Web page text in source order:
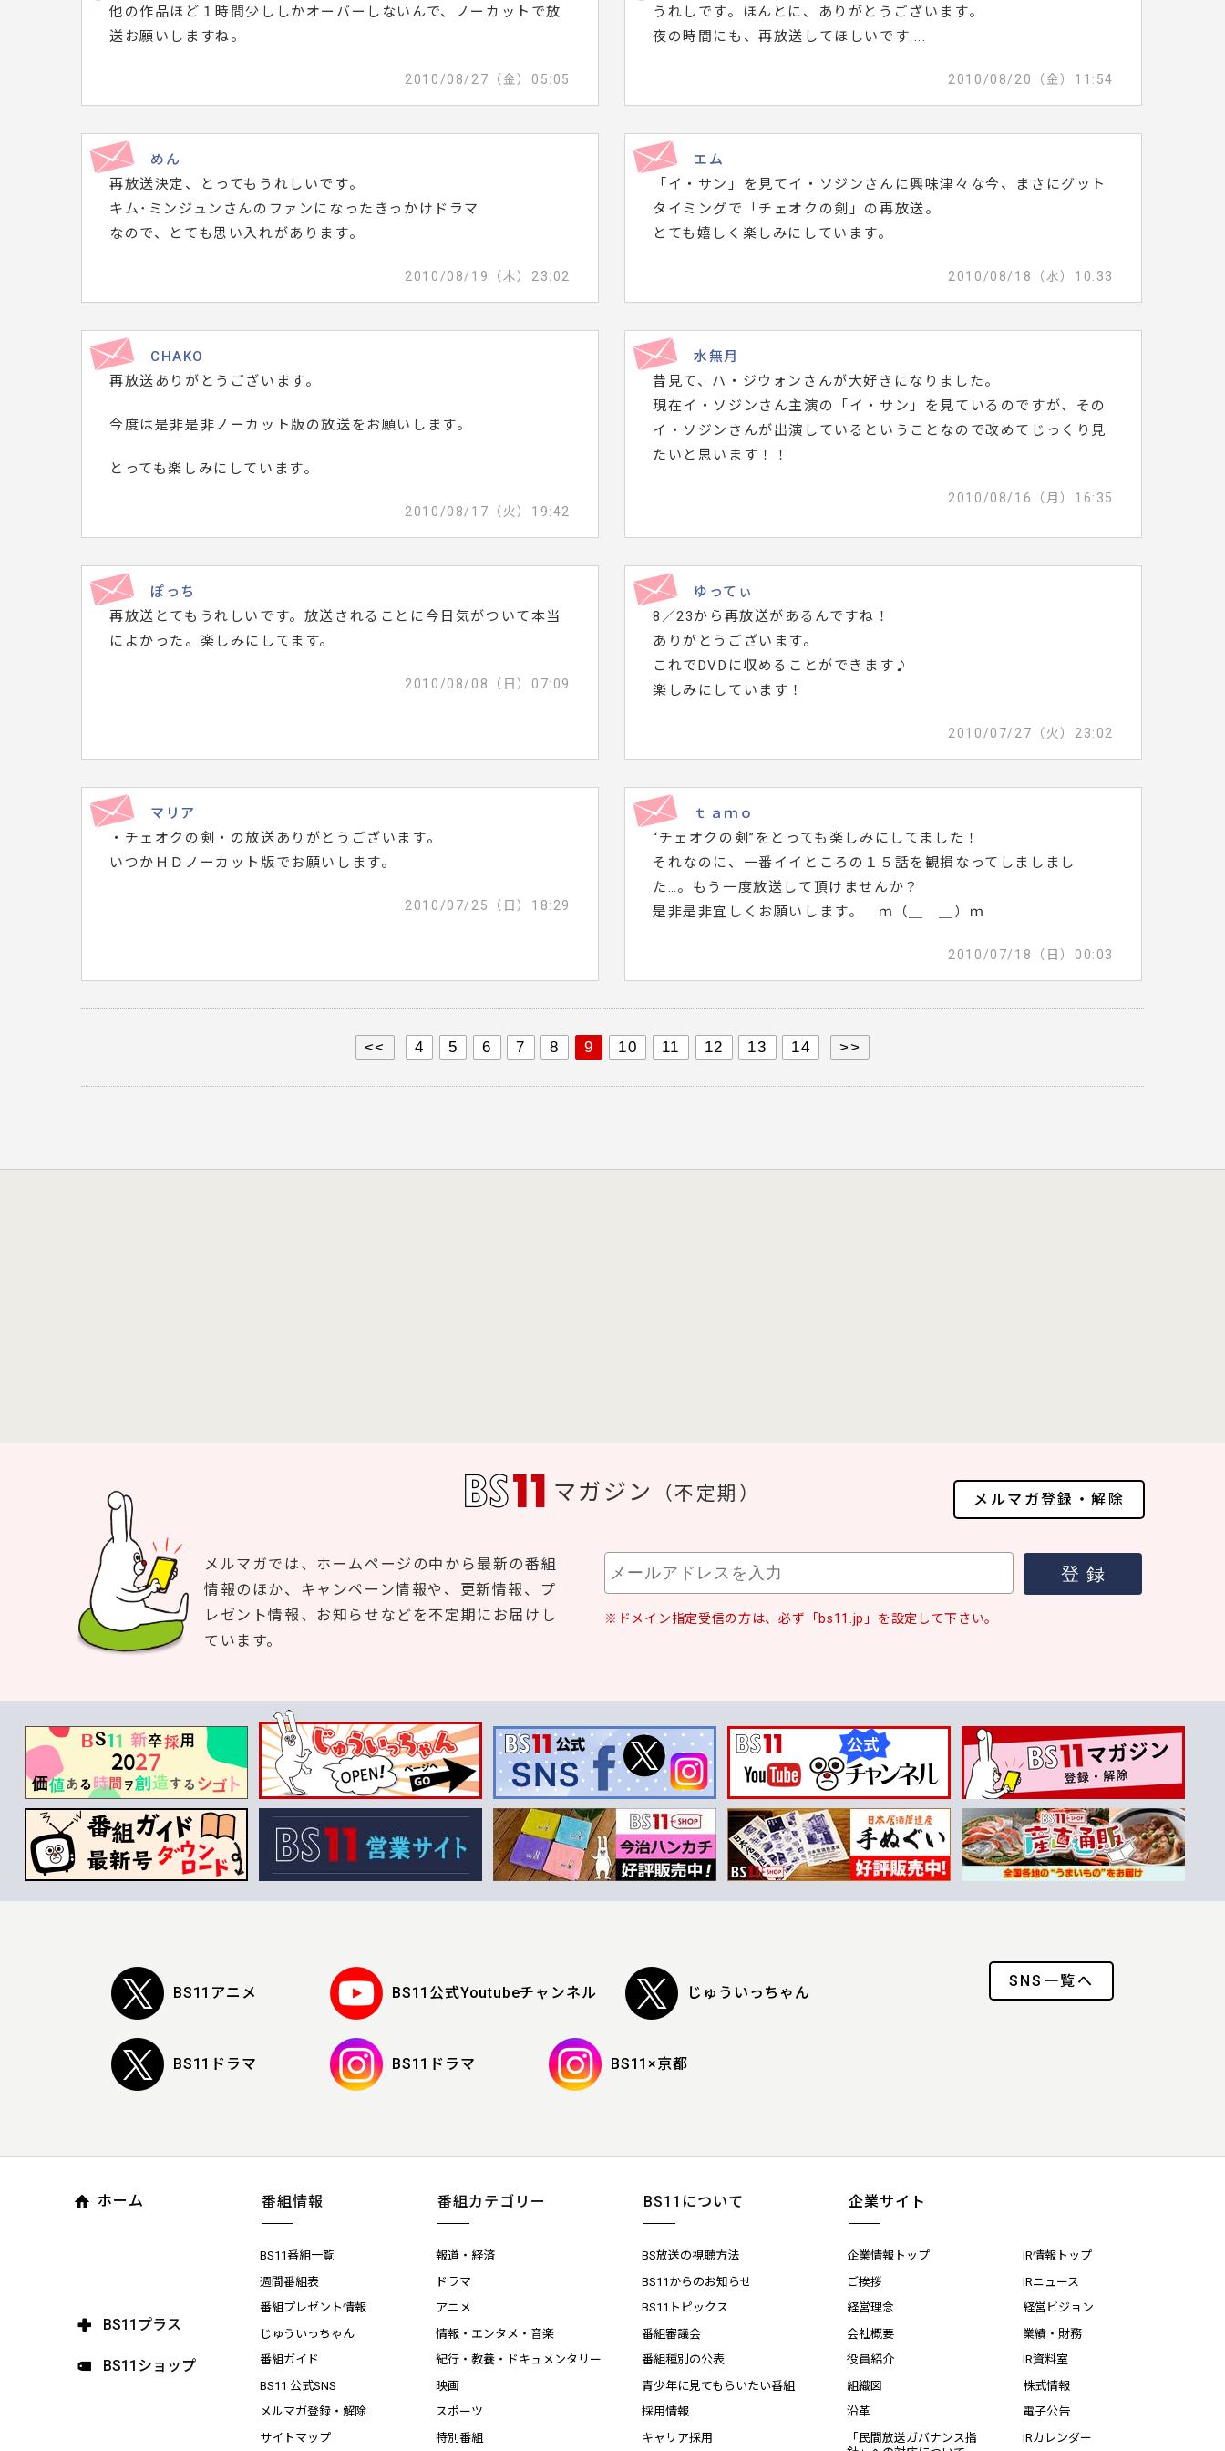
ー
ジ
は
他の作品ほど１時間少ししかオーバーしないんで、ノーカットで放
送お願いしますね。
2010/08/27（金）05:05
うれしです。ほんとに、ありがとうございます。
夜の時間にも、再放送してほしいです....
2010/08/20（金）11:54
めん
再放送決定、とってもうれしいです。
キム･ミンジュンさんのファンになったきっかけドラマ
なので、とても思い入れがあります。
2010/08/19（木）23:02
エム
「イ・サン」を見てイ・ソジンさんに興味津々な今、まさにグット
タイミングで「チェオクの剣」の再放送。
とても嬉しく楽しみにしています。
2010/08/18（水）10:33
CHAKO
再放送ありがとうございます。
今度は是非是非ノーカット版の放送をお願いします。
とっても楽しみにしています。
2010/08/17（火）19:42
水無月
昔見て、ハ・ジウォンさんが大好きになりました。
現在イ・ソジンさん主演の「イ・サン」を見ているのですが、その
イ・ソジンさんが出演しているということなので改めてじっくり見
たいと思います！！
2010/08/16（月）16:35
ぽっち
再放送とてもうれしいです。放送されることに今日気がついて本当
によかった。楽しみにしてます。
2010/08/08（日）07:09
ゆってぃ
8／23から再放送があるんですね！
ありがとうございます。
これでDVDに収めることができます♪
楽しみにしています！
2010/07/27（火）23:02
マリア
・チェオクの剣・の放送ありがとうございます。
いつかＨＤノーカット版でお願いします。
2010/07/25（日）18:29
ｔａｍｏ
“チェオクの剣”をとっても楽しみにしてました！
それなのに、一番イイところの１５話を観損なってしましまし
た…。もう一度放送して頂けませんか？
是非是非宜しくお願いします。 ｍ（＿ ＿）ｍ
2010/07/18（日）00:03
<< 4 5 6 7 8 9 10 11 12 13 14 >>
マガジン （不定期） メルマガ登録・解除
メルマガでは、ホームページの中から最新の番組
情報のほか、キャンペーン情報や、更新情報、プ
レゼント情報、お知らせなどを不定期にお届けし
ています。
※ドメイン指定受信の方は、必ず「bs11.jp」を設定して下さい。
SNS一覧へ
BS11アニメ BS11公式Youtubeチャンネル じゅういっちゃん
BS11ドラマ BS11ドラマ BS11×京都
ホーム
BS11プラス
BS11ショップ
番組情報
BS11番組一覧
週間番組表
番組プレゼント情報
じゅういっちゃん
番組ガイド
BS11 公式SNS
メルマガ登録・解除
サイトマップ
番組カテゴリー
報道・経済
ドラマ
アニメ
情報・エンタメ・音楽
紀行・教養・ドキュメンタリー
映画
スポーツ
特別番組
BS11について
BS放送の視聴方法
BS11からのお知らせ
BS11トピックス
番組審議会
番組種別の公表
青少年に見てもらいたい番組
採用情報
キャリア採用
企業サイト
企業情報トップ
ご挨拶
経営理念
会社概要
役員紹介
組織図
沿革
「民間放送ガバナンス指
IR情報トップ
IRニュース
経営ビジョン
業績・財務
IR資料室
株式情報
電子公告
IRカレンダー